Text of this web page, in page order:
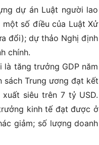
dự án Luật người lao
số điều của Luật Xử
đổi); dự thảo Nghị định
chính.
là tăng trưởng GDP năm
sách Trung ương đạt kết
siêu trên 7 tỷ USD.
kinh tế đạt được ở
giảm; số lượng doanh